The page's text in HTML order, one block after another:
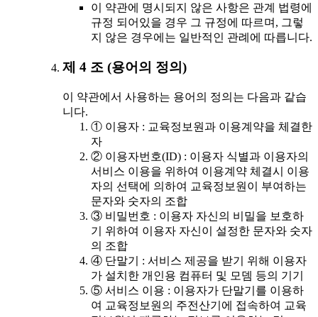
이 약관에 명시되지 않은 사항은 관계 법령에
규정 되어있을 경우 그 규정에 따르며, 그렇
지 않은 경우에는 일반적인 관례에 따릅니다.
제 4 조 (용어의 정의)
이 약관에서 사용하는 용어의 정의는 다음과 같습
니다.
① 이용자 : 교육정보원과 이용계약을 체결한
자
② 이용자번호(ID) : 이용자 식별과 이용자의
서비스 이용을 위하여 이용계약 체결시 이용
자의 선택에 의하여 교육정보원이 부여하는
문자와 숫자의 조합
③ 비밀번호 : 이용자 자신의 비밀을 보호하
기 위하여 이용자 자신이 설정한 문자와 숫자
의 조합
④ 단말기 : 서비스 제공을 받기 위해 이용자
가 설치한 개인용 컴퓨터 및 모뎀 등의 기기
⑤ 서비스 이용 : 이용자가 단말기를 이용하
여 교육정보원의 주전산기에 접속하여 교육